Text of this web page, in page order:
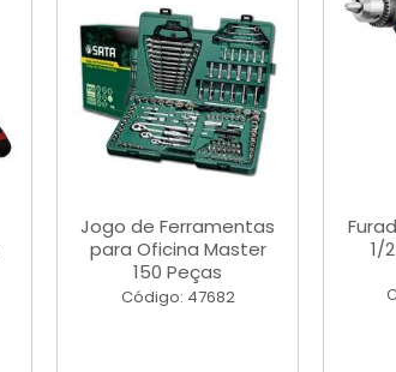
Jogo de Ferramentas
para Oficina Master
150 Peças
Código: 47682
1/